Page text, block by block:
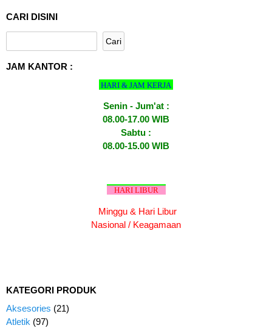
CARI DISINI
JAM KANTOR :
HARI & JAM KERJA
Senin - Jum'at :
08.00-17.00 WIB
Sabtu :
08.00-15.00 WIB
HARI LIBUR
Minggu & Hari Libur
Nasional / Keagamaan
KATEGORI PRODUK
Aksesories (21)
Atletik (97)